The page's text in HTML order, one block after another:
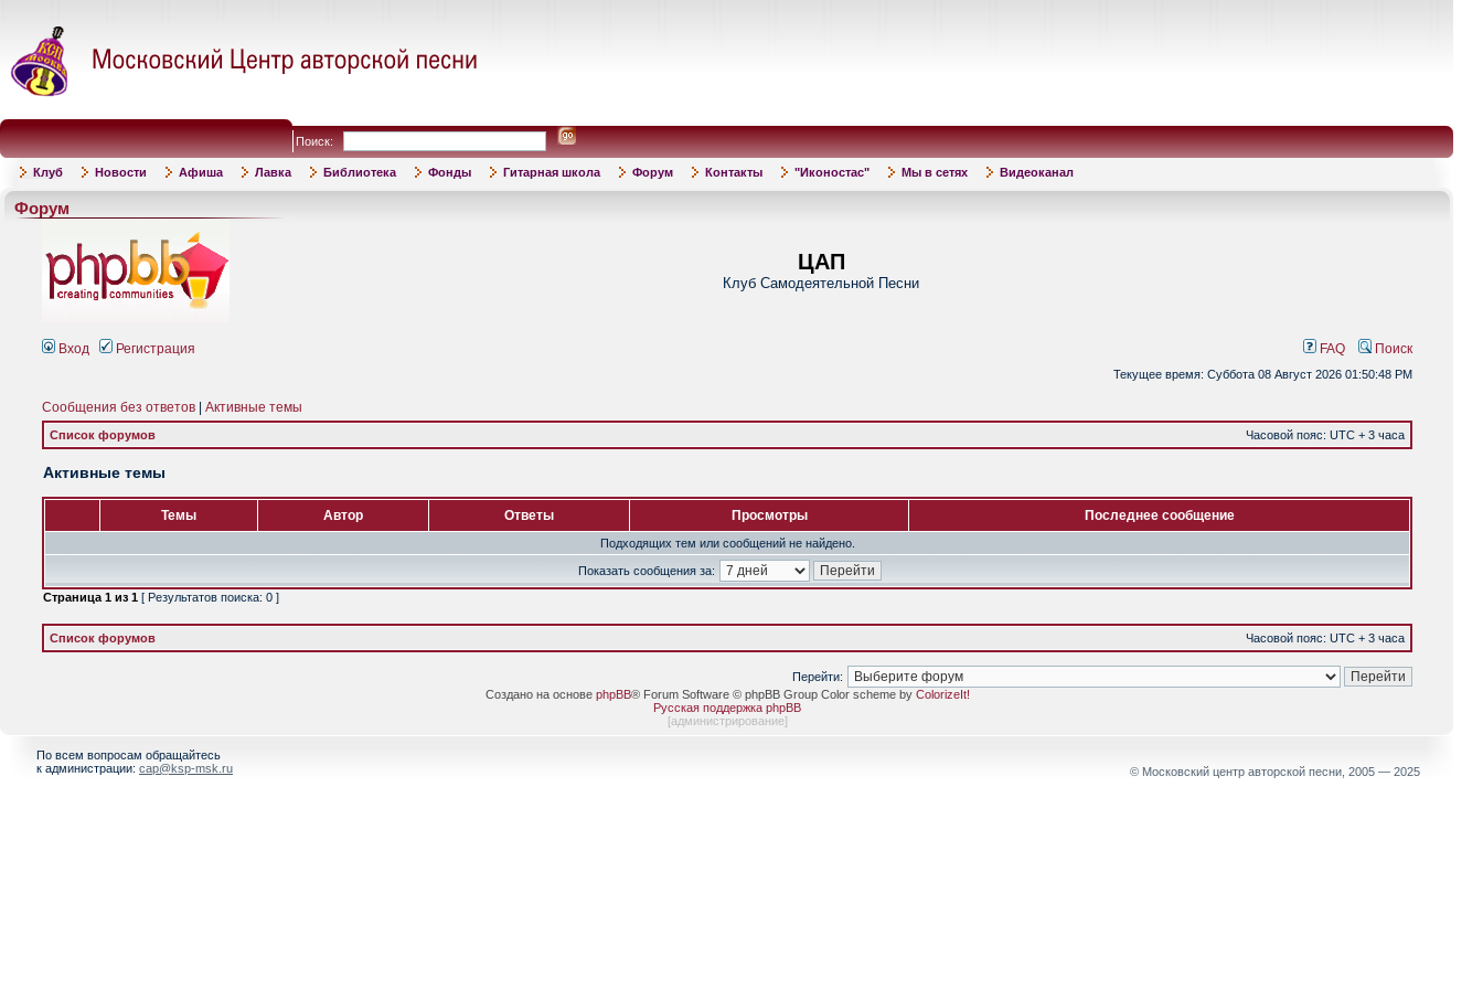
Поиск:
Клуб Новости Афиша Лавка Библиотека Фонды Гитарная школа Форум Контакты "Иконостас" Мы в сетях Видеоканал
Форум
ЦАП
Клуб Самодеятельной Песни
Вход Регистрация FAQ Поиск
Текущее время: Суббота 08 Август 2026 01:50:48 PM
Сообщения без ответов Активные темы
Список форумов Часовой пояс: UTC + 3 часа
Активные темы
Темы Автор Ответы Просмотры Последнее сообщение
Подходящих тем или сообщений не найдено.
Показать сообщения за:
Страница 1 из 1 [ Результатов поиска: 0 ]
Список форумов Часовой пояс: UTC + 3 часа
Перейти:
Создано на основе phpBB® Forum Software © phpBB Group Color scheme by ColorizeIt!
Русская поддержка phpBB
[администрирование]
По всем вопросам обращайтесь
к администрации: cap@ksp-msk.ru © Московский центр авторской песни, 2005 — 2025